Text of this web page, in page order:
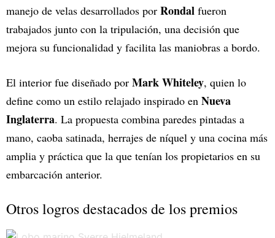
manejo de velas desarrollados por Rondal fueron
trabajados junto con la tripulación, una decisión que
mejora su funcionalidad y facilita las maniobras a bordo.
El interior fue diseñado por Mark Whiteley, quien lo
define como un estilo relajado inspirado en Nueva
Inglaterra. La propuesta combina paredes pintadas a
mano, caoba satinada, herrajes de níquel y una cocina más
amplia y práctica que la que tenían los propietarios en su
embarcación anterior.
Otros logros destacados de los premios